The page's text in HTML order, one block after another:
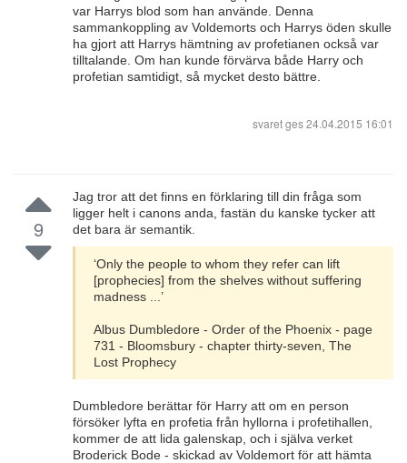
var Harrys blod som han använde. Denna
sammankoppling av Voldemorts och Harrys öden skulle
ha gjort att Harrys hämtning av profetianen också var
tilltalande. Om han kunde förvärva både Harry och
profetian samtidigt, så mycket desto bättre.
svaret ges24.04.2015 16:01
9
Jag tror att det finns en förklaring till din fråga som
ligger helt i canons anda, fastän du kanske tycker att
det bara är semantik.
‘Only the people to whom they refer can lift
[prophecies] from the shelves without suffering
madness ...’
Albus Dumbledore - Order of the Phoenix - page
731 - Bloomsbury - chapter thirty-seven, The
Lost Prophecy
Dumbledore berättar för Harry att om en person
försöker lyfta en profetia från hyllorna i profetihallen,
kommer de att lida galenskap, och i själva verket
Broderick Bode - skickad av Voldemort för att hämta